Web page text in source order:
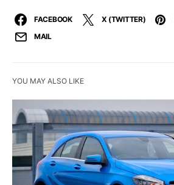
FACEBOOK X (TWITTER)
MAIL
YOU MAY ALSO LIKE